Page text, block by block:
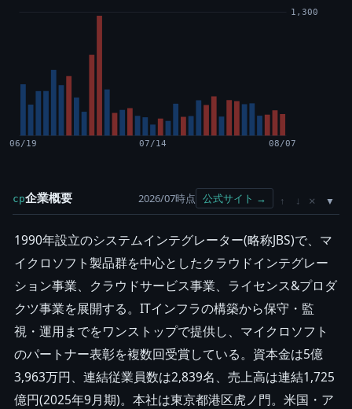
1,300
06/19 07/14 08/07
cp企業概要 2026/07時点 公式サイト → ↑ ↓ ×
1990年設立のシステムインテグレーター(略称JBS)で、マ
イクロソフト製品群を中心としたクラウドインテグレー
ション事業、クラウドサービス事業、ライセンス&プロダ
クツ事業を展開する。ITインフラの構築から保守・監
視・運用までをワンストップで提供し、マイクロソフト
のパートナー表彰を複数回受賞している。資本金は5億
3,963万円、連結従業員数は2,839名、売上高は連結1,725
億円(2025年9月期)。本社は東京都港区虎ノ門。米国・ア